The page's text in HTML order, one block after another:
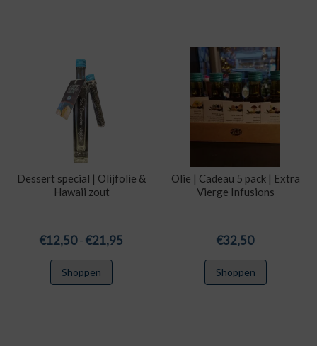
Dessert special | Olijfolie &
Hawaii zout
€12,50- €21,95
Shoppen
Dit
product
Olie | Cadeau 5 pack | Extra
Vierge Infusions
€32,50
Shoppen